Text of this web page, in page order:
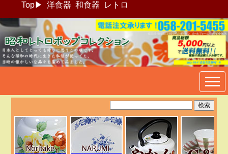
Top▶ 洋食器 和食器 レトロ
昭和レトロポップ食器生活雑
貨通販＠フリマート